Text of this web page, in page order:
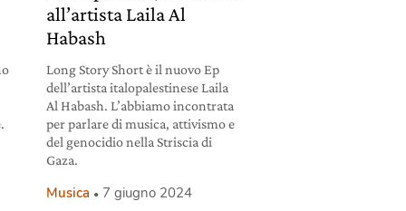
all’artista Laila Al
Habash
Long Story Short è il nuovo Ep
dell’artista italopalestinese Laila
Al Habash. L’abbiamo incontrata
per parlare di musica, attivismo e
del genocidio nella Striscia di
Gaza.
Musica 7 giugno 2024